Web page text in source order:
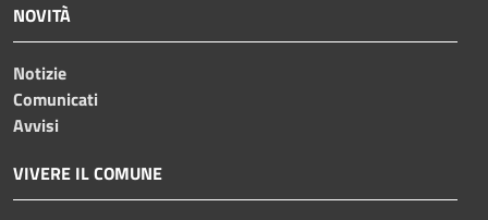
NOVITÀ
Notizie
Comunicati
Avvisi
VIVERE IL COMUNE